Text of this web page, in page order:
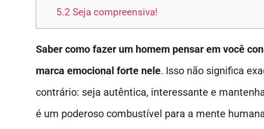
5.2 Seja compreensiva!
Saber como fazer um homem pensar em você
marca emocional forte nele. Isso não significa
contrário: seja autêntica, interessante e
é um poderoso combustível para a mente